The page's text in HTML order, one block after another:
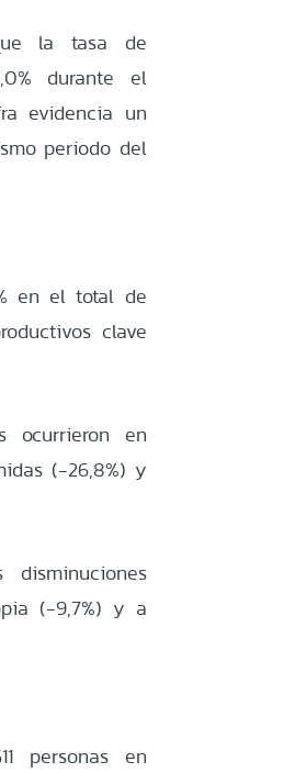
la tasa de
durante el
evidencia un
periodo del
en el total de
clave
ocurrieron en
(-26,8%) y
(-9,7%) y a
personas en